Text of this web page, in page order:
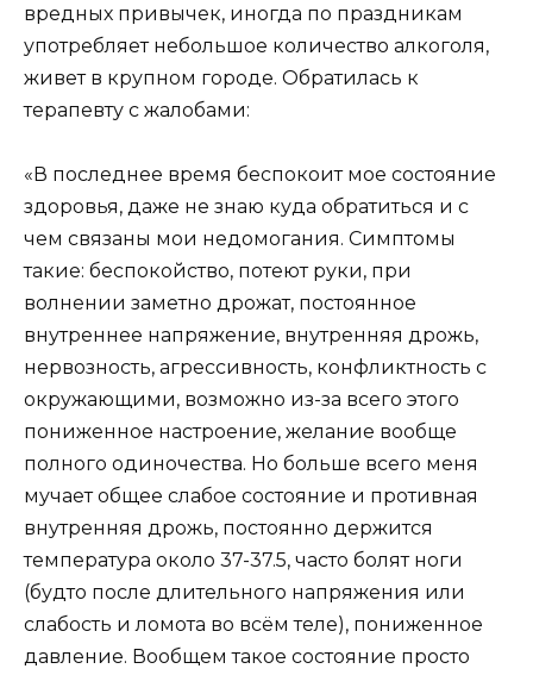
вредных привычек, иногда по праздникам
употребляет небольшое количество алкоголя,
живет в крупном городе. Обратилась к
терапевту с жалобами:
«В последнее время беспокоит мое состояние
здоровья, даже не знаю куда обратиться и с
чем связаны мои недомогания. Симптомы
такие: беспокойство, потеют руки, при
волнении заметно дрожат, постоянное
внутреннее напряжение, внутренняя дрожь,
нервозность, агрессивность, конфликтность с
окружающими, возможно из-за всего этого
пониженное настроение, желание вообще
полного одиночества. Но больше всего меня
мучает общее слабое состояние и противная
внутренняя дрожь, постоянно держится
температура около 37-37.5, часто болят ноги
(будто после длительного напряжения или
слабость и ломота во всём теле), пониженное
давление. Вообщем такое состояние просто